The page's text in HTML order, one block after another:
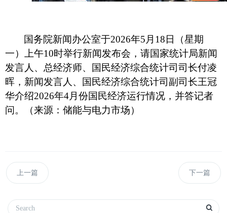
国务院新闻办公室于2026年5月18日（星期
一）上午10时举行新闻发布会，请国家统计局新闻
发言人、总经济师、国民经济综合统计司司长付凌
晖，新闻发言人、国民经济综合统计司副司长王冠
华介绍2026年4月份国民经济运行情况，并答记者
问。（来源：储能与电力市场）
上一篇 下一篇